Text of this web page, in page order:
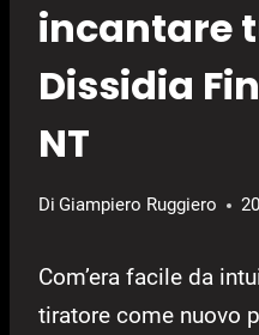
incantare
Dissidia
NT
Di Giampiero Ruggiero
Com’era facile da
tiratore come nuovo